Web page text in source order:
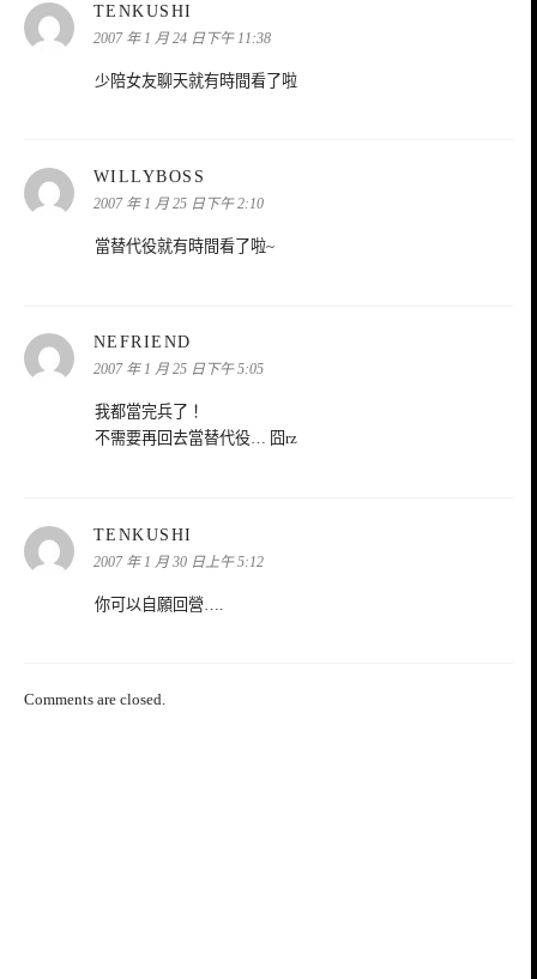
TENKUSHI
示:
2007 年 1 月 24 日下午 11:38
少陪女友聊天就有時間看了啦
WILLYBOSS
示:
2007 年 1 月 25 日下午 2:10
當替代役就有時間看了啦~
NEFRIEND
示:
2007 年 1 月 25 日下午 5:05
我都當完兵了！
不需要再回去當替代役… 囧rz
TENKUSHI
示:
2007 年 1 月 30 日上午 5:12
你可以自願回營….
Comments are closed.